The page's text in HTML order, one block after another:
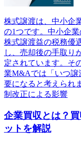
株式譲渡は、中小企
の1つです。中小企
株式譲渡益の税務優
し、売却後の手取り
定されています。そ
業M&Aでは「いつ譲
要になると考えられ
制改正による影響
企業買収とは？
ットを解説